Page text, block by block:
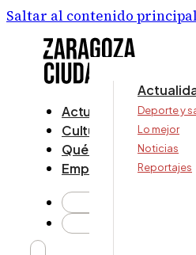
Saltar al contenido principal
Actualidad
Cultura y ocio
Qué ver y hacer
Empresa
Deporte y
Lo mejor
Noticias
Reportajes